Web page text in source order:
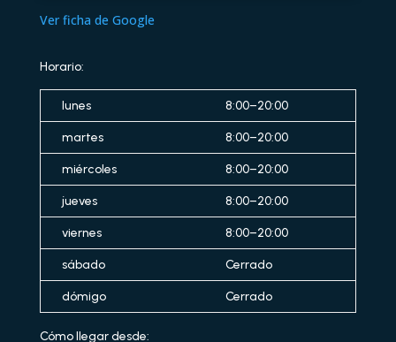
Ver ficha de Google
Horario:
lunes 8:00–20:00
martes 8:00–20:00
miércoles 8:00–20:00
jueves 8:00–20:00
viernes 8:00–20:00
sábado Cerrado
dómigo Cerrado
Cómo llegar desde: